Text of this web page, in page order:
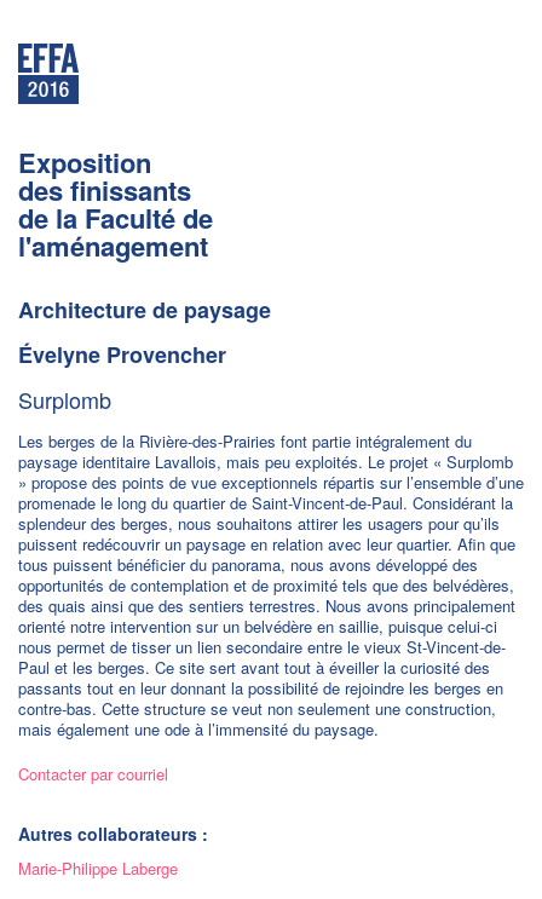
Exposition
des finissants
de la Faculté de
l'aménagement
Architecture de paysage
Évelyne Provencher
Surplomb
Les berges de la Rivière-des-Prairies font partie intégralement du
paysage identitaire Lavallois, mais peu exploités. Le projet « Surplomb
» propose des points de vue exceptionnels répartis sur l’ensemble d’une
promenade le long du quartier de Saint-Vincent-de-Paul. Considérant la
splendeur des berges, nous souhaitons attirer les usagers pour qu’ils
puissent redécouvrir un paysage en relation avec leur quartier. Afin que
tous puissent bénéficier du panorama, nous avons développé des
opportunités de contemplation et de proximité tels que des belvédères,
des quais ainsi que des sentiers terrestres. Nous avons principalement
orienté notre intervention sur un belvédère en saillie, puisque celui-ci
nous permet de tisser un lien secondaire entre le vieux St-Vincent-de-
Paul et les berges. Ce site sert avant tout à éveiller la curiosité des
passants tout en leur donnant la possibilité de rejoindre les berges en
contre-bas. Cette structure se veut non seulement une construction,
mais également une ode à l’immensité du paysage.
Contacter par courriel
Autres collaborateurs :
Marie-Philippe Laberge